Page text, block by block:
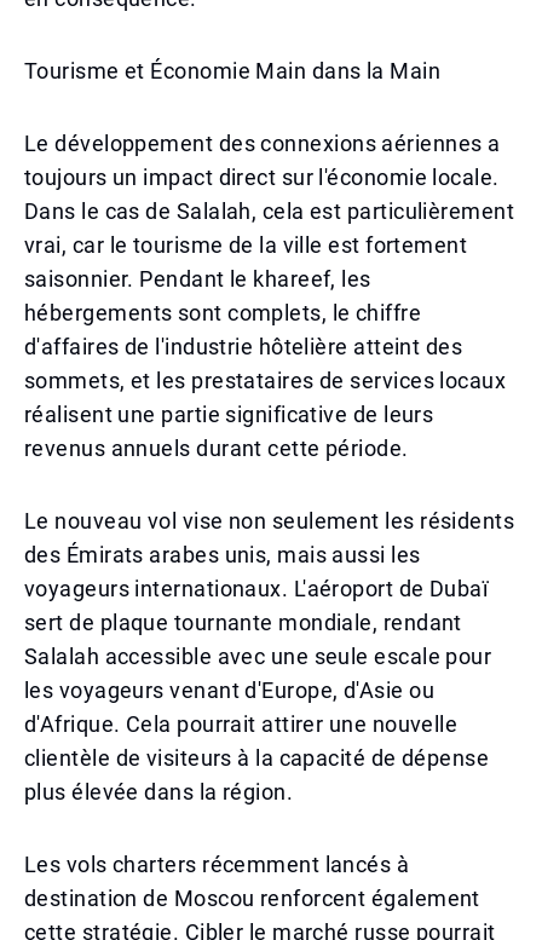
Tourisme et Économie Main dans la Main
Le développement des connexions aériennes a
toujours un impact direct sur l'économie locale.
Dans le cas de Salalah, cela est particulièrement
vrai, car le tourisme de la ville est fortement
saisonnier. Pendant le khareef, les
hébergements sont complets, le chiffre
d'affaires de l'industrie hôtelière atteint des
sommets, et les prestataires de services locaux
réalisent une partie significative de leurs
revenus annuels durant cette période.
Le nouveau vol vise non seulement les résidents
des Émirats arabes unis, mais aussi les
voyageurs internationaux. L'aéroport de Dubaï
sert de plaque tournante mondiale, rendant
Salalah accessible avec une seule escale pour
les voyageurs venant d'Europe, d'Asie ou
d'Afrique. Cela pourrait attirer une nouvelle
clientèle de visiteurs à la capacité de dépense
plus élevée dans la région.
Les vols charters récemment lancés à
destination de Moscou renforcent également
cette stratégie. Cibler le marché russe pourrait